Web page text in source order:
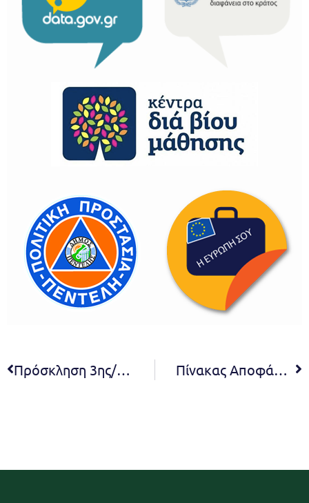
Πρόσκληση 3ης/2020 τακτικής συνεδρίασης Ε.Π.Ζ. Πίνακας Αποφάσεων 2ης τακτικής συνεδρίασης ΔΕΠ Δήμου Πεντέλης 2019